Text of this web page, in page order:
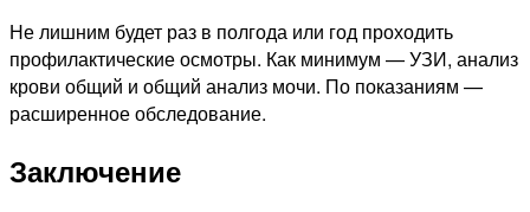
Не лишним будет раз в полгода или год проходить
профилактические осмотры. Как минимум — УЗИ, анализ
крови общий и общий анализ мочи. По показаниям —
расширенное обследование.
Заключение